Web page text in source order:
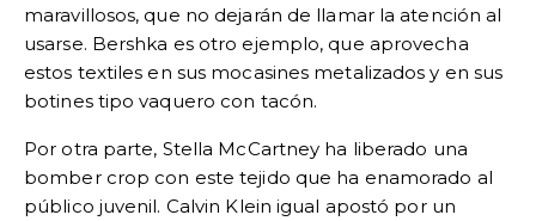
maravillosos, que no dejarán de llamar la atención al
usarse. Bershka es otro ejemplo, que aprovecha
estos textiles en sus mocasines metalizados y en sus
botines tipo vaquero con tacón.
Por otra parte, Stella McCartney ha liberado una
bomber crop con este tejido que ha enamorado al
público juvenil. Calvin Klein igual apostó por un